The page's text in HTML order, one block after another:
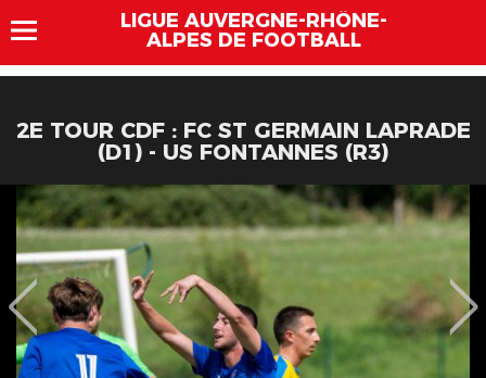
LIGUE AUVERGNE-RHÔNE-
ALPES DE FOOTBALL
2E TOUR CDF : FC ST GERMAIN LAPRADE
(D1) - US FONTANNES (R3)